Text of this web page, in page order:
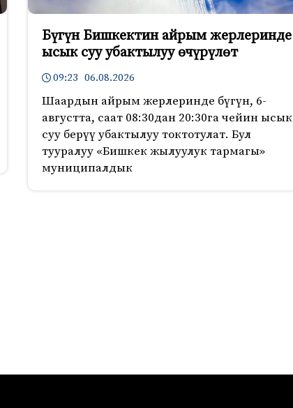
Бүгүн Бишкектин айрым жерлеринде
ысык суу убактылуу өчүрүлөт
09:23 06.08.2026
Шаардын айрым жерлеринде бүгүн, 6-
августта, саат 08:30дан 20:30га чейин ысык
суу берүү убактылуу токтотулат. Бул
тууралуу «Бишкек жылуулук тармагы»
муниципалдык